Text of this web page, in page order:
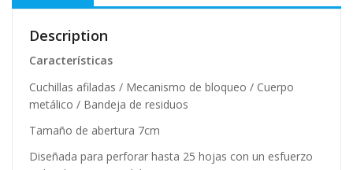
Description
Características
Cuchillas afiladas / Mecanismo de bloqueo / Cuerpo
metálico / Bandeja de residuos
Tamaño de abertura 7cm
Diseñada para perforar hasta 25 hojas con un esfuerzo